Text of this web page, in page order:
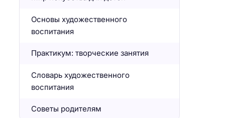
Основы художественного
воспитания
Практикум: творческие занятия
Словарь художественного
воспитания
Советы родителям